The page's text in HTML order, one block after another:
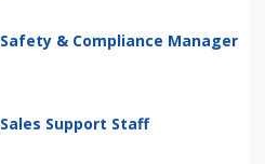
Safety & Compliance Manager
Sales Support Staff